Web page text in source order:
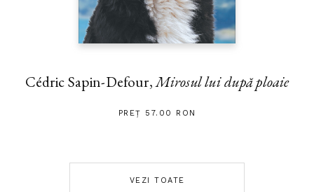
Cédric Sapin-Defour,Mirosul lui după ploaie
PREȚ 57.00 RON
VEZI TOATE